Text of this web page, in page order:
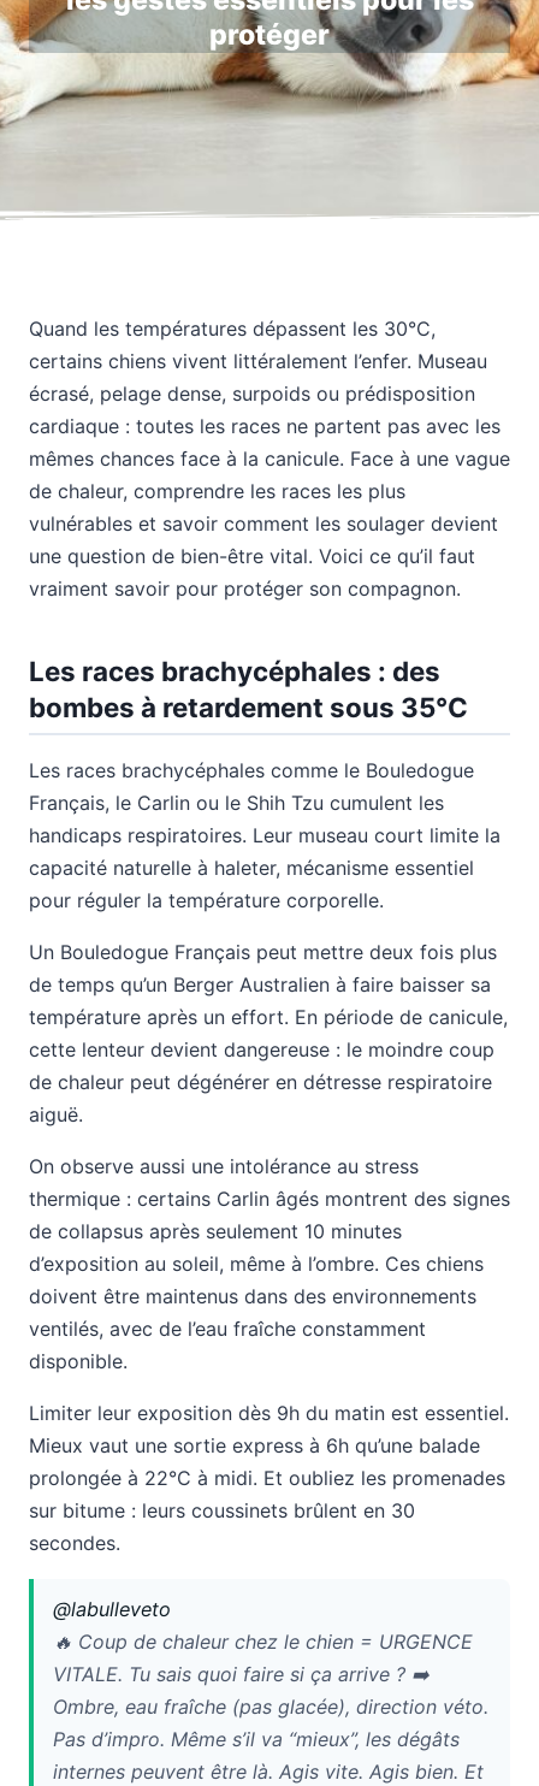
protéger
Quand les températures dépassent les 30°C,
certains chiens vivent littéralement l’enfer. Museau
écrasé, pelage dense, surpoids ou prédisposition
cardiaque : toutes les races ne partent pas avec les
mêmes chances face à la canicule. Face à une vague
de chaleur, comprendre les races les plus
vulnérables et savoir comment les soulager devient
une question de bien-être vital. Voici ce qu’il faut
vraiment savoir pour protéger son compagnon.
Les races brachycéphales : des
bombes à retardement sous 35°C
Les races brachycéphales comme le Bouledogue
Français, le Carlin ou le Shih Tzu cumulent les
handicaps respiratoires. Leur museau court limite la
capacité naturelle à haleter, mécanisme essentiel
pour réguler la température corporelle.
Un Bouledogue Français peut mettre deux fois plus
de temps qu’un Berger Australien à faire baisser sa
température après un effort. En période de canicule,
cette lenteur devient dangereuse : le moindre coup
de chaleur peut dégénérer en détresse respiratoire
aiguë.
On observe aussi une intolérance au stress
thermique : certains Carlin âgés montrent des signes
de collapsus après seulement 10 minutes
d’exposition au soleil, même à l’ombre. Ces chiens
doivent être maintenus dans des environnements
ventilés, avec de l’eau fraîche constamment
disponible.
Limiter leur exposition dès 9h du matin est essentiel.
Mieux vaut une sortie express à 6h qu’une balade
prolongée à 22°C à midi. Et oubliez les promenades
sur bitume : leurs coussinets brûlent en 30
secondes.
@labulleveto
🔥 Coup de chaleur chez le chien = URGENCE
VITALE. Tu sais quoi faire si ça arrive ? ➡️
Ombre, eau fraîche (pas glacée), direction véto.
Pas d’impro. Même s’il va “mieux”, les dégâts
internes peuvent être là. Agis vite. Agis bien. Et